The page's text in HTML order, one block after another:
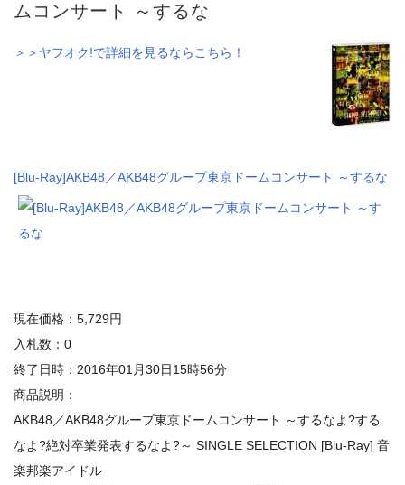
ムコンサート ～するな
＞＞ヤフオク!で詳細を見るならこちら！
[Blu-Ray]AKB48／AKB48グループ東京ドームコンサート ～するな
現在価格：5,729円
入札数：0
終了日時：2016年01月30日15時56分
商品説明：
AKB48／AKB48グループ東京ドームコンサート ～するなよ?する
なよ?絶対卒業発表するなよ?～ SINGLE SELECTION [Blu-Ray] 音
楽邦楽アイドル